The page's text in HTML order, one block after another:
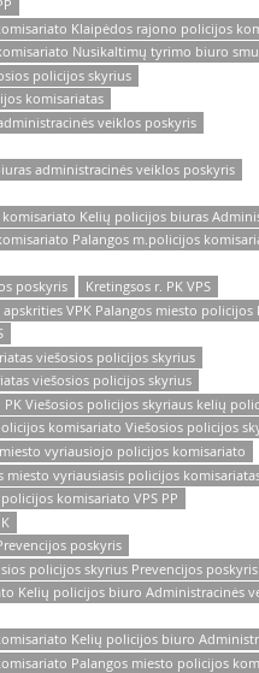
Klaipėdos rajono policijos
Nusikaltimų tyrimo biuro
policijos skyrius
komisariatas
veiklos poskyris
administracinės veiklos poskyris
Kelių policijos biuras
Palangos m.policijos
poskyris
Kretingsos r. PK VPS
VPK Palangos miesto
viešosios policijos skyrius
viešosios policijos skyrius
Viešosios policijos skyriaus kelių
komisariato Viešosios policijos
vyriausiojo policijos komisariato
vyriausiasis policijos
komisariato VPS PP
poskyris
policijos skyrius Prevencijos poskyris
Kelių policijos biuro Administracinės
Kelių policijos biuro
Palangos miesto policijos